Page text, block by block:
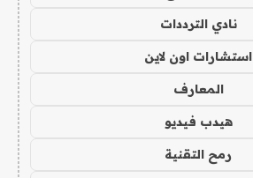
نادي الترددات
استشارات اون لاين
المعارف
هيدب فيديو
رمح التقنية